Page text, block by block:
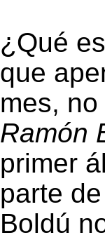
¿Qué
que
mes,
Ramón
primer
parte
Boldú